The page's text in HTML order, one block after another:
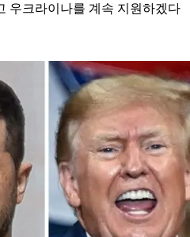
우크라이나를 계속 지원하겠다